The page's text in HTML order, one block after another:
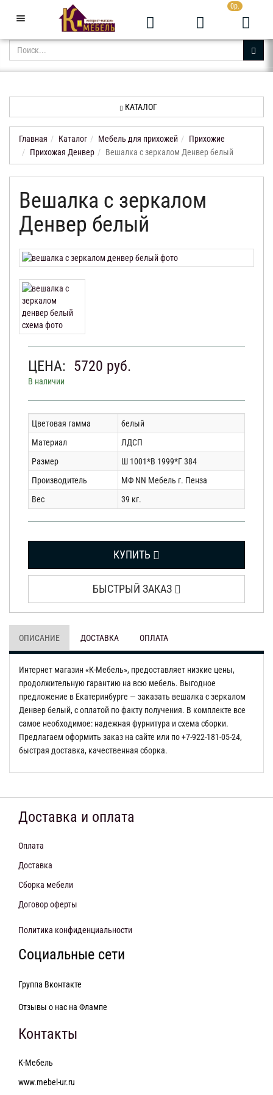
0р.
Звоните с 9:00 до 23:00 +7 (343) 361-05-24
КАТАЛОГ
АКЦИИ
НОВИНКИ
ОТЗЫВЫ
КАТАЛОГ
Главная Каталог Мебель для прихожей
Прихожие
Прихожая Денвер
Вешалка с зеркалом Денвер белый
Вешалка с зеркалом
Денвер белый
ЦЕНА: 5720 руб.
В наличии
Цветовая гамма
белый
Материал
ЛДСП
Размер
Ш 1001*В 1999*Г 384
Производитель
МФ NN Мебель г. Пенза
Вес
39 кг.
КУПИТЬ
БЫСТРЫЙ ЗАКАЗ
ОПИСАНИЕ ДОСТАВКА ОПЛАТА
Интернет магазин «К-Мебель», предоставляет низкие цены,
продолжительную гарантию на всю мебель. Выгодное
предложение в Екатеринбурге — заказать вешалка с зеркалом
Денвер белый, с оплатой по факту получения. В комплекте все
самое необходимое: надежная фурнитура и схема сборки.
Предлагаем оформить заказ на сайте или по +7-922-181-05-24,
быстрая доставка, качественная сборка.
Доставка и оплата
Оплата
Доставка
Сборка мебели
Договор оферты
Политика конфиденциальности
Социальные сети
Группа Вконтакте
Отзывы о нас на Флампе
Контакты
К-Мебель
www.mebel-ur.ru